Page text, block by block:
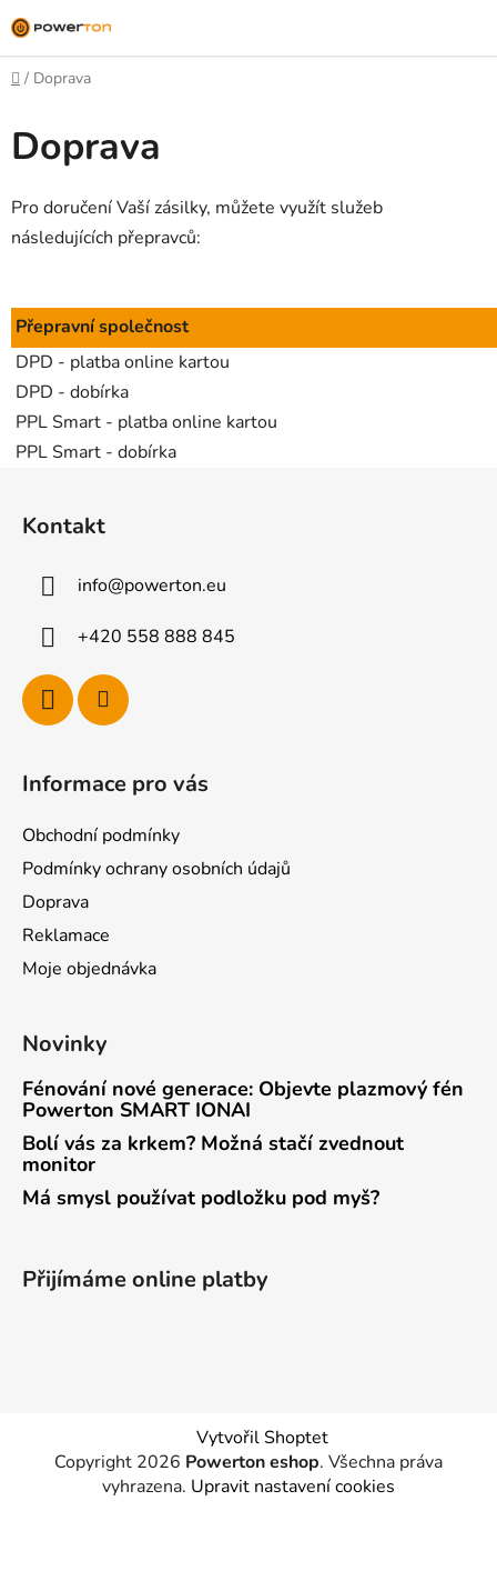
na
obsah
Domů
/ Doprava
Doprava
Pro doručení Vaší zásilky, můžete využít služeb
následujících přepravců:
Přepravní společnost
DPD - platba online kartou
DPD - dobírka
PPL Smart - platba online kartou
PPL Smart - dobírka
Kontakt
info@powerton.eu
+420 558 888 845
Informace pro vás
Obchodní podmínky
Podmínky ochrany osobních údajů
Doprava
Reklamace
Moje objednávka
Novinky
Fénování nové generace: Objevte plazmový fén
Powerton SMART IONAI
Bolí vás za krkem? Možná stačí zvednout
monitor
Má smysl používat podložku pod myš?
Přijímáme online platby
Vytvořil Shoptet
Copyright 2026 Powerton eshop. Všechna práva
vyhrazena. Upravit nastavení cookies